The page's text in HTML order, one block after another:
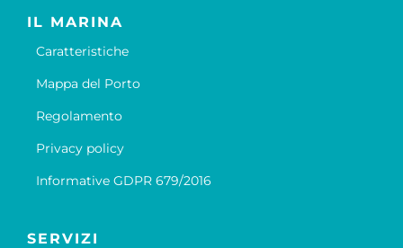
IL MARINA
Caratteristiche
Mappa del Porto
Regolamento
Privacy policy
Informative GDPR 679/2016
SERVIZI